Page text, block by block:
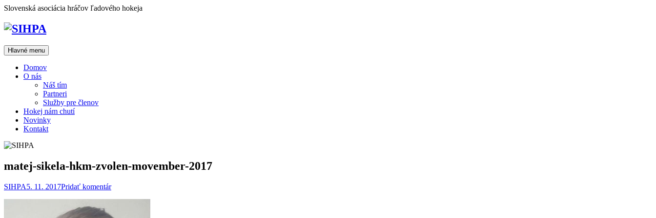
Prejsť
obsah
Slovenská asociácia hráčov ľadového hokeja
Hlavné menu
Domov
O nás
Náš tím
Partneri
Služby pre členov
Hokej nám chutí
Novinky
Kontakt
matej-sikela-hkm-zvolen-movember-2017
SIHPA5. 11. 2017Pridať komentár